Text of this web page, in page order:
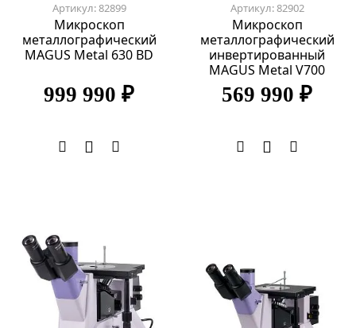
Артикул: 82899
Микроскоп
металлографический
MAGUS Metal 630 BD
999 990 ₽
Артикул: 82902
Микроскоп
металлографический
инвертированный
MAGUS Metal V700
569 990 ₽